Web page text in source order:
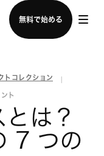
無料で始める
せる
トコレクション
ト
は？
7 つの